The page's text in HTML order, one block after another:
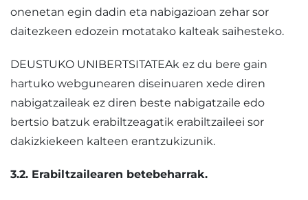
onenetan egin dadin eta nabigazioan zehar sor
daitezkeen edozein motatako kalteak saihesteko.
DEUSTUKO UNIBERTSITATEAk ez du bere gain
hartuko webgunearen diseinuaren xede diren
nabigatzaileak ez diren beste nabigatzaile edo
bertsio batzuk erabiltzeagatik erabiltzaileei sor
dakizkiekeen kalteen erantzukizunik.
3.2. Erabiltzailearen betebeharrak.